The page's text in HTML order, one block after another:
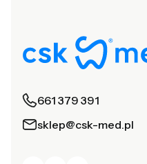
661 379 391
sklep@csk-med.pl